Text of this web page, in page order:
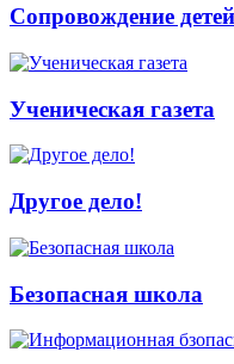
Сопровождение
Ученическая газета
Другое дело!
Безопасная школа